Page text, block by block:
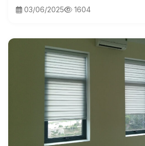
03/06/2025 1604